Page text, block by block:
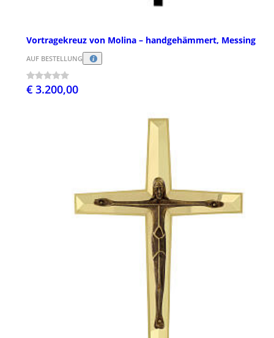
Vortragekreuz von Molina – handgehämmert, Messing
AUF BESTELLUNG
€ 3.200,00